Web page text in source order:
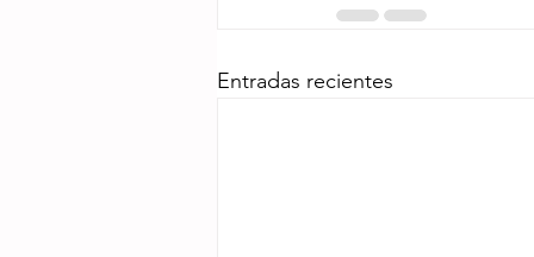
Entradas recientes